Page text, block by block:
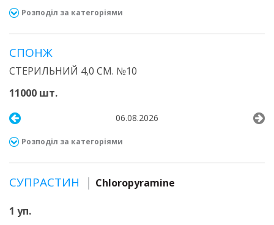
Розподіл за категоріями
СПОНЖ
СТЕРИЛЬНИЙ 4,0 СМ. №10
11000 шт.
06.08.2026
Розподіл за категоріями
СУПРАСТИН Chloropyramine
1 уп.